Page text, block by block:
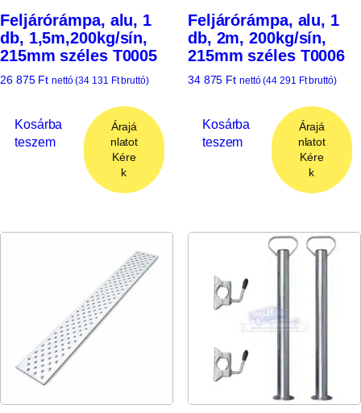
Feljárórámpa, alu, 1
db, 1,5m,200kg/sín,
215mm széles T0005
26 875 Ft nettó (34 131 Ftbruttó)
Kosárba
teszem
Árajá
nlatot
Kére
k
Feljárórámpa, alu, 1
db, 2m, 200kg/sín,
215mm széles T0006
34 875 Ft nettó (44 291 Ftbruttó)
Kosárba
teszem
Árajá
nlatot
Kére
k